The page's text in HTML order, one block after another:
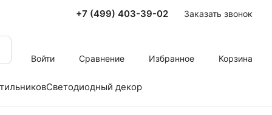
+7 (499) 403-39-02 Заказать звонок
Войти Сравнение Избранное Корзина
Светодиодный декор